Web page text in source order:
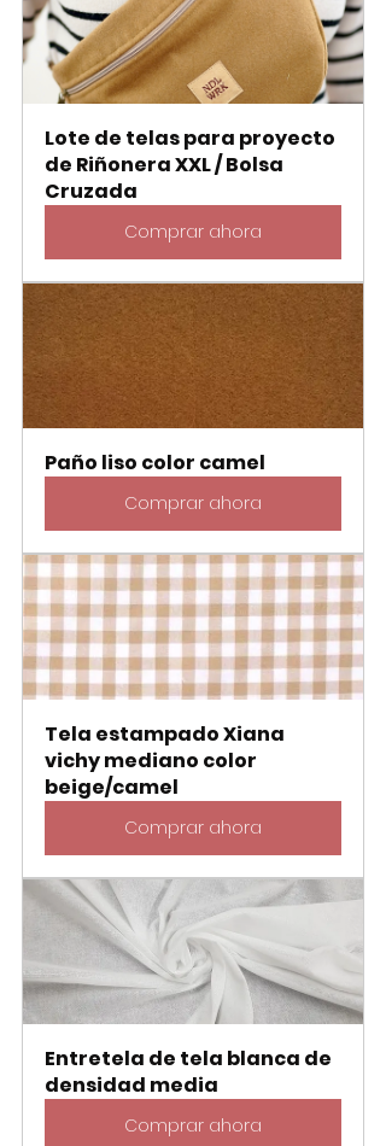
Lote de telas para proyecto
de Riñonera XXL / Bolsa
Cruzada
Comprar ahora
Paño liso color camel
Comprar ahora
Tela estampado Xiana
vichy mediano color
beige/camel
Comprar ahora
Entretela de tela blanca de
densidad media
Comprar ahora